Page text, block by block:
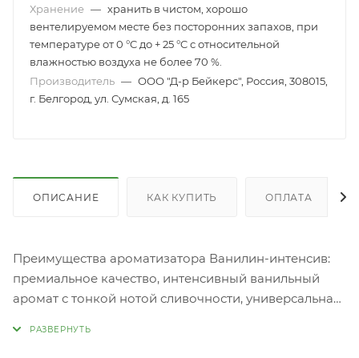
Хранение — хранить в чистом, хорошо
вентелируемом месте без посторонних запахов, при
температуре от 0 °C до + 25 °C с относительной
влажностью воздуха не более 70 %.
Производитель — ООО "Д-р Бейкерс", Россия, 308015,
г. Белгород, ул. Сумская, д. 165
ОПИСАНИЕ КАК КУПИТЬ ОПЛАТА
Преимущества ароматизатора Ванилин-интенсив:
премиальное качество, интенсивный ванильный
аромат с тонкой нотой сливочности, универсальная